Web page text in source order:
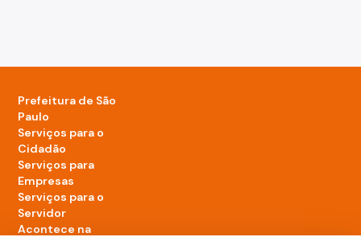
Prefeitura de São
Paulo
Serviços para o
Cidadão
Serviços para
Empresas
Serviços para o
Servidor
Acontece na